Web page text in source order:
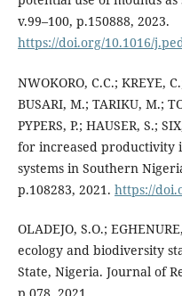
v.99–100, p.150888, 2023.
https://doi.org/10.1016/
NWOKORO, C.C.; KREYE,
BUSARI, M.; TARIKU, M.;
PYPERS, P.; HAUSER, S.;
for increased productivity
systems in Southern
p.108283, 2021. https://
OLADEJO, S.O.;
ecology and biodiversity
State, Nigeria. Journal of
p.078, 2021.